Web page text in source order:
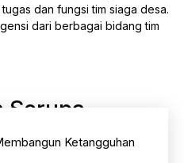
dan fungsi tim siaga desa.
dari berbagai bidang tim
Serupa
Ketangguhan